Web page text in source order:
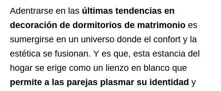
Adentrarse en las últimas tendencias en
decoración de dormitorios de matrimonio es
sumergirse en un universo donde el confort y la
estética se fusionan. Y es que, esta estancia del
hogar se erige como un lienzo en blanco que
permite a las parejas plasmar su identidad y